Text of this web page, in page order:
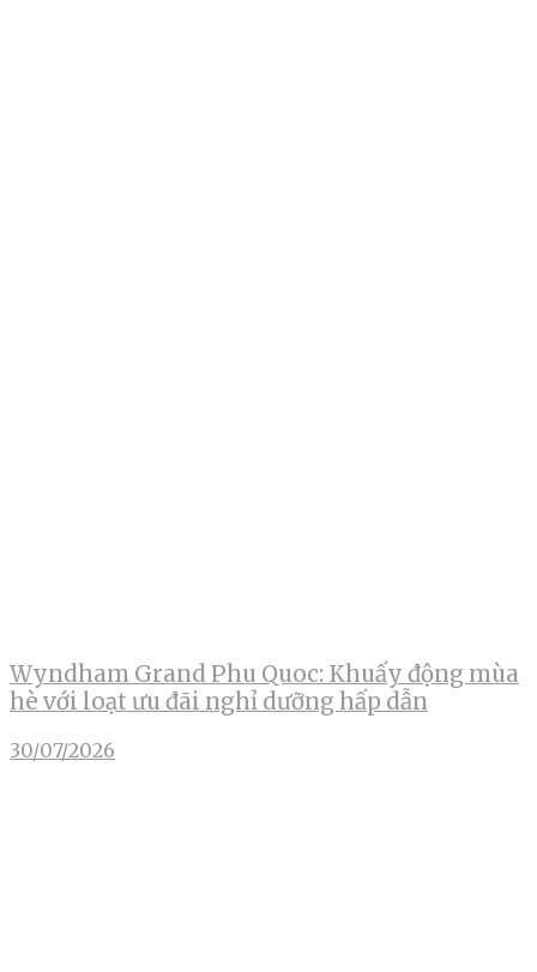
Wyndham Grand Phu Quoc: Khuấy động mùa
hè với loạt ưu đãi nghỉ dưỡng hấp dẫn
30/07/2026